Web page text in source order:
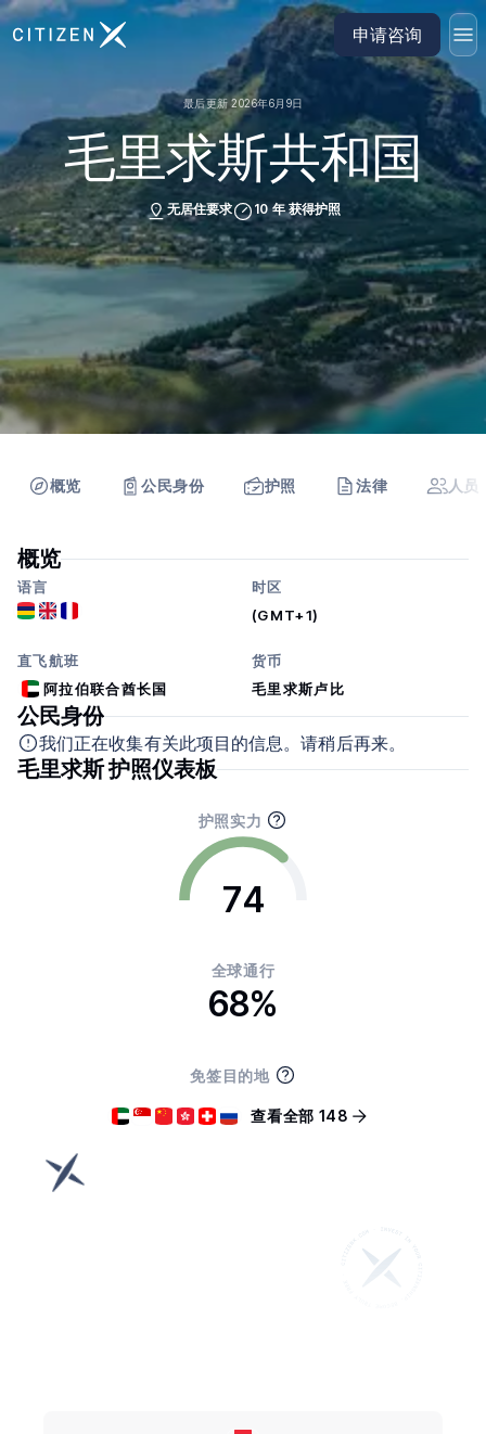
前往 CitizenX 首页 申请咨询
最后更新 2026年6月9日
毛里求斯共和国
无居住要求 10 年 获得护照
概览 公民身份 护照 法律 人员
概览
语言
时区
(GMT+1)
直飞航班
阿拉伯联合酋长国
货币
毛里求斯卢比
公民身份
我们正在收集有关此项目的信息。请稍后再来。
毛里求斯 护照仪表板
护照实力
74
全球通行
68%
免签目的地
查看全部 148